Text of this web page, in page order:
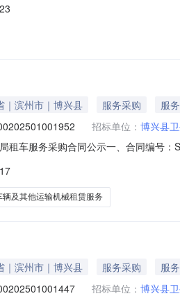
达商贸有限公司地址：山东省滨州市
｜滨州市｜博兴县 服务采购
服务
招标单位： 博兴县
租车服务采购合同公示一、合同编号
县锦秋街道博城六路55号联系方式：
辆及其他运输机械租赁服务
｜滨州市｜博兴县 服务采购
服务
招标单位： 博兴县